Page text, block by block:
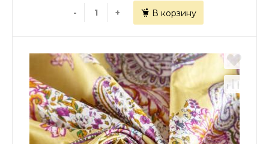
- + В корзину